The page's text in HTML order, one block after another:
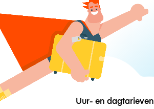
Uur- en dagtarieven